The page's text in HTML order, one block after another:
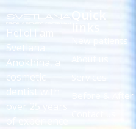
Hello! I am
Svetlana
Anokhina, a
cosmetic
dentist with
over 25 years
Quick
New patients
Before & After